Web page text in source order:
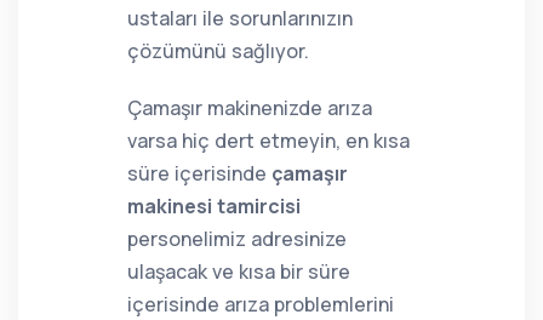
ustaları ile sorunlarınızın
çözümünü sağlıyor.
Çamaşır makinenizde arıza
varsa hiç dert etmeyin, en kısa
süre içerisinde çamaşır
makinesi tamircisi
personelimiz adresinize
ulaşacak ve kısa bir süre
içerisinde arıza problemlerini